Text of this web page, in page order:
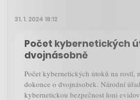
31. 1. 2024 18:12
Počet kybernetických
dvojnásobně
Počet kybernetických útoků na rostl,
dokonce o dvojnásobek. Národní
kybernetickou bezpečnost loni